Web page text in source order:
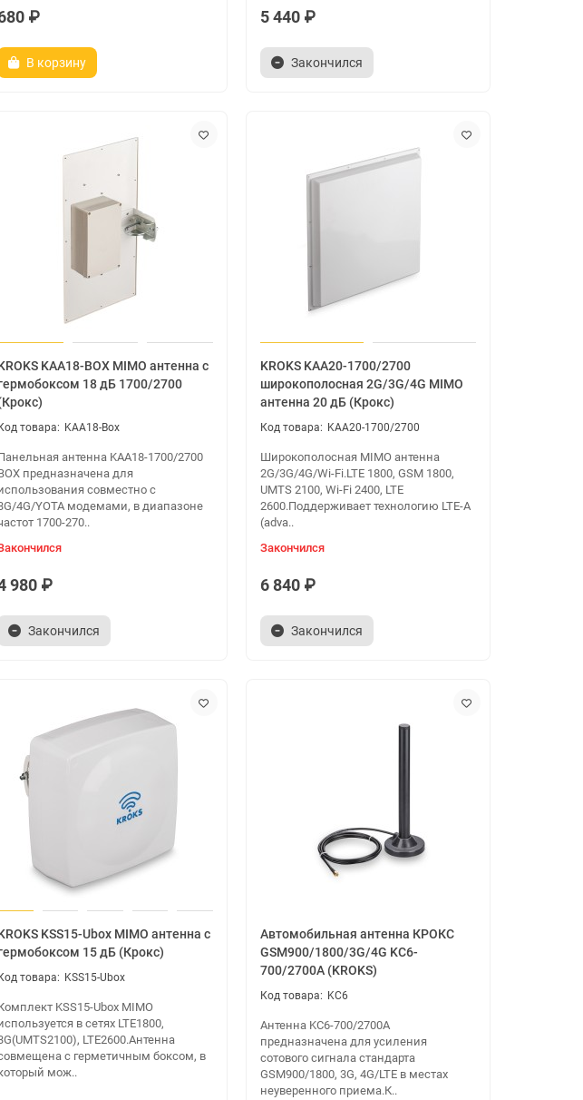
₽
В корзину
5 440 ₽
Закончился
KAA18-BOX MIMO антенна с
18 дБ 1700/2700
KAA18-Box
антенна KAA18-1700/2700
предназначена для
совместно с
4G/YOTA модемами, в диапазоне
1700-270..
980 ₽
Закончился
KROKS KAA20-1700/2700
широкополосная 2G/3G/4G MIMO
антенна 20 дБ (Крокс)
KAA20-1700/2700
Широкополосная MIMO антенна
2G/3G/4G/Wi-Fi.LTE 1800, GSM 1800,
UMTS 2100, Wi-Fi 2400, LTE
2600.Поддерживает технологию LTE-A
(adva..
Закончился
6 840 ₽
Закончился
KSS15-Ubox MIMO антенна с
15 дБ (Крокс)
KSS15-Ubox
KSS15-Ubox MIMO
в сетях LTE1800,
LTE2600.Антенна
с герметичным боксом, в
мож..
Автомобильная антенна КРОКС
GSM900/1800/3G/4G KC6-
700/2700A (KROKS)
KC6
Антенна KC6-700/2700A
предназначена для усиления
сотового сигнала стандарта
GSM900/1800, 3G, 4G/LTE в местах
неуверенного приема.К..